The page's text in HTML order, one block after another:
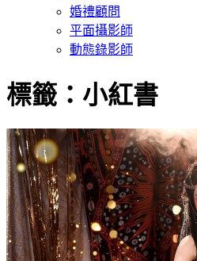
婚禮顧問
平面攝影師
動態錄影師
標籤：小紅書